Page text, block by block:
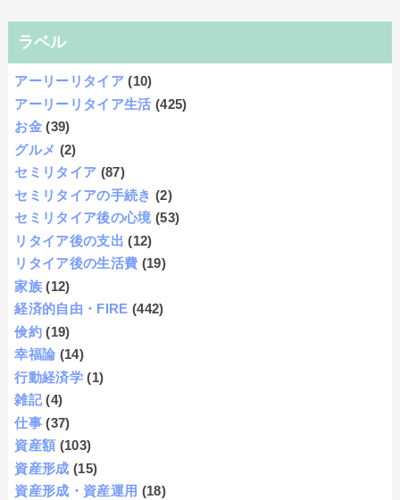
ラベル
アーリーリタイア (10)
アーリーリタイア生活 (425)
お金 (39)
グルメ (2)
セミリタイア (87)
セミリタイアの手続き (2)
セミリタイア後の心境 (53)
リタイア後の支出 (12)
リタイア後の生活費 (19)
家族 (12)
経済的自由・FIRE (442)
倹約 (19)
幸福論 (14)
行動経済学 (1)
雑記 (4)
仕事 (37)
資産額 (103)
資産形成 (15)
資産形成・資産運用 (18)